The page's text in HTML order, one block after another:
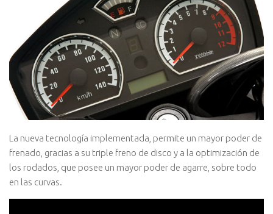
La nueva tecnología implementada, permite un mayor poder de
frenado, gracias a su triple freno de disco y a la optimización de
los rodados, que posee un mayor poder de agarre, sobre todo
en las curvas.